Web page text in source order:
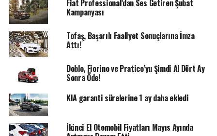
(Covid-19)
döneminde,
korumaya
Fiat Professional’dan Ses Getiren Şubat
Kampanyası
Tofaş, Başarılı Faaliyet Sonuçlarına İmza
Attı!
Doblo, Fiorino ve Pratico’yu Şimdi Al Dört Ay
Sonra Öde!
KIA garanti sürelerine 1 ay daha ekledi
İkinci El Otomobil Fiyatları Mayıs Ayında